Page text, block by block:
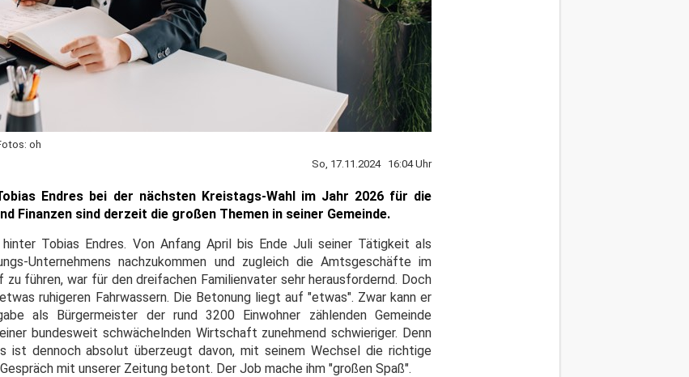
oh
So, 17.11.2024 16:04 Uhr
Endres bei der nächsten Kreistags-Wahl im Jahr 2026 für die
Finanzen sind derzeit die großen Themen in seiner Gemeinde.
Tobias Endres. Von Anfang April bis Ende Juli seiner Tätigkeit als
Unternehmens nachzukommen und zugleich die Amtsgeschäfte im
führen, war für den dreifachen Familienvater sehr herausfordernd. Doch
ruhigeren Fahrwassern. Die Betonung liegt auf "etwas". Zwar kann er
als Bürgermeister der rund 3200 Einwohner zählenden Gemeinde
bundesweit schwächelnden Wirtschaft zunehmend schwieriger. Denn
ist dennoch absolut überzeugt davon, mit seinem Wechsel die richtige
mit unserer Zeitung betont. Der Job mache ihm "großen Spaß".